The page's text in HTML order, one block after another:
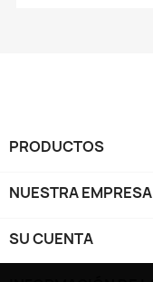
PRODUCTOS
NUESTRA EMPRESA
SU CUENTA